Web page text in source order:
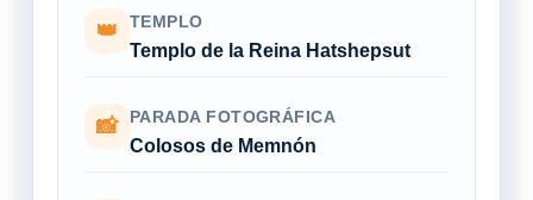
👑 TEMPLO
Templo de la Reina Hatshepsut
📸 PARADA FOTOGRÁFICA
Colosos de Memnón